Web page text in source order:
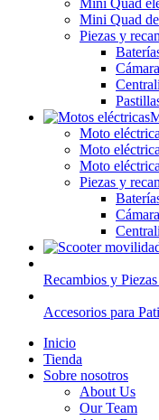
Mini Quad
Mini Quad
Piezas y
Moto
Moto
Moto
Piezas y
Recambios y
Accesorios para
Inicio
Tienda
Sobre nosotros
About Us
Our Team